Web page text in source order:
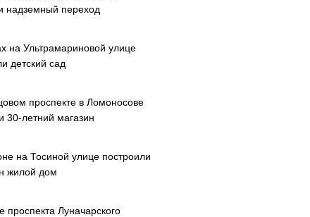
надземный переход
на Ультрамариновой улице
детский сад
проспекте в Ломоносове
30-летний магазин
на Тосиной улице построили
жилой дом
проспекта Луначарского